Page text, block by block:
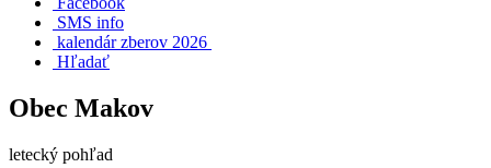
SMS info
​ kalendár zberov 2026
Hľadať
Obec Makov
letecký pohľad